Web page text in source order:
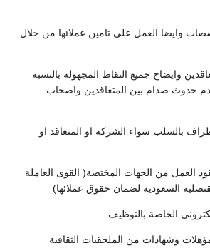
وايضا العمل على تامين عملائها من خلال
وايضاح جميع النقاط المجهولة بالنسبة
حدوث صدام بين المتعاقدين واصحاب
بالسلب سواء الشركة او المتعاقد او
العمل من الجهات المختصة( القوى العاملة
السعودية لضمان حقوق عملائها)
الخاصة بالتوظيف.
وشهادات من الملحقيات الثقافية